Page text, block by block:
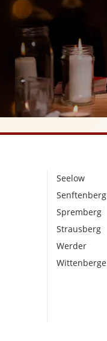
Seelow
Senftenberg
Spremberg
Strausberg
Werder
Wittenberge